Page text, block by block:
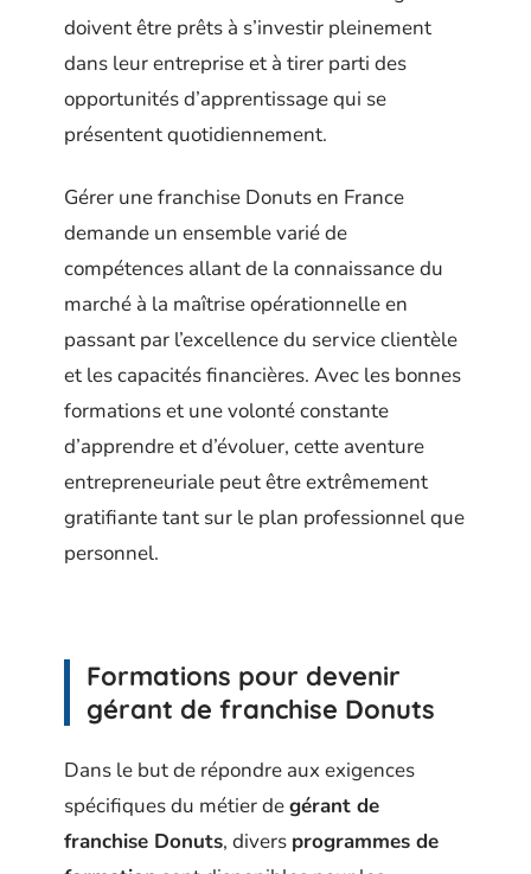
doivent être prêts à s’investir pleinement
dans leur entreprise et à tirer parti des
opportunités d’apprentissage qui se
présentent quotidiennement.
Gérer une franchise Donuts en France
demande un ensemble varié de
compétences allant de la connaissance du
marché à la maîtrise opérationnelle en
passant par l’excellence du service clientèle
et les capacités financières. Avec les bonnes
formations et une volonté constante
d’apprendre et d’évoluer, cette aventure
entrepreneuriale peut être extrêmement
gratifiante tant sur le plan professionnel que
personnel.
Formations pour devenir
gérant de franchise Donuts
Dans le but de répondre aux exigences
spécifiques du métier degérant de
franchise Donuts, divers programmes de